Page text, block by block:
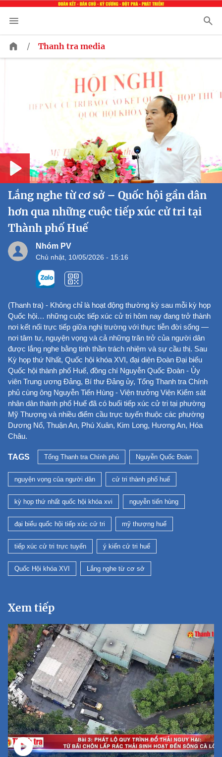
/ Thanh tra media
Play
Lắng nghe từ cơ sở – Quốc hội gần dân
hơn qua những cuộc tiếp xúc cử tri tại
Thành phố Huế
Nhóm PV
Chủ nhật, 10/05/2026 - 15:16
(Thanh tra) - Không chỉ là hoạt động thường kỳ sau mỗi kỳ họp
Quốc hội… những cuộc tiếp xúc cử tri hôm nay đang trở thành
nơi kết nối trực tiếp giữa nghị trường với thực tiễn đời sống —
nơi tâm tư, nguyện vọng và cả những trăn trở của người dân
được lắng nghe bằng tinh thần trách nhiệm và sự cầu thị. Sau
Kỳ họp thứ Nhất, Quốc hội khóa XVI, đại diện Đoàn Đại biểu
Quốc hội thành phố Huế, đồng chí Nguyễn Quốc Đoàn - Ủy
viên Trung ương Đảng, Bí thư Đảng ủy, Tổng Thanh tra Chính
phủ cùng ông Nguyễn Tiến Hùng - Viện trưởng Viện Kiểm sát
nhân dân thành phố Huế đã có buổi tiếp xúc cử tri tại phường
Mỹ Thượng và nhiều điểm cầu trực tuyến thuộc các phường
Dương Nổ, Thuận An, Phú Xuân, Kim Long, Hương An, Hóa
Châu.
TAGS Tổng Thanh tra Chính phủ Nguyễn Quốc Đoàn
nguyện vọng của người dân cử tri thành phố huế
kỳ họp thứ nhất quốc hội khóa xvi nguyễn tiến hùng
đại biểu quốc hội tiếp xúc cử tri mỹ thượng huế
tiếp xúc cử tri trực tuyến ý kiến cử tri huế
Quốc Hội khóa XVI Lắng nghe từ cơ sở
Xem tiếp